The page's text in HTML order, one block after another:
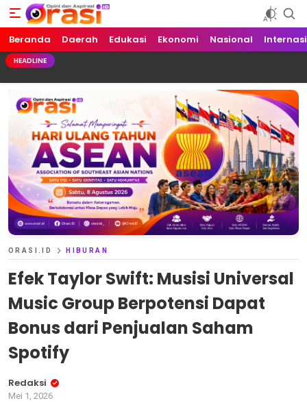
Orasi.ID
Opini dan Aspirasi!
Beranda Daerah Edukasi Ekonomi Nasional
HEADLINE
ORASI.ID HIBURAN
Efek Taylor Swift: Musisi Universal
Music Group Berpotensi Dapat
Bonus dari Penjualan Saham
Spotify
Redaksi
Mei 1, 2026